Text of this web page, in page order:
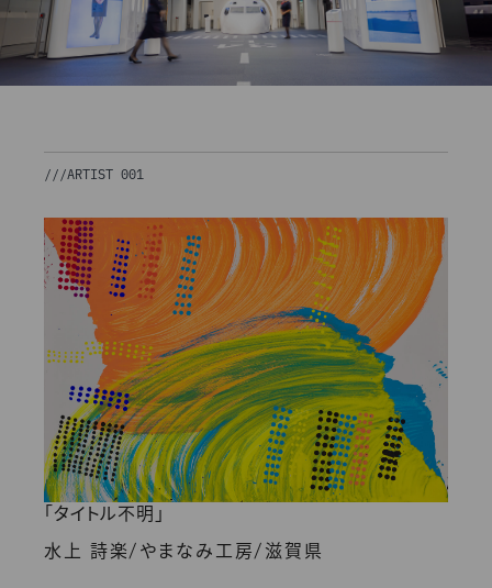
///ARTIST 001
「タイトル不明」
水上 詩楽/ やまなみ工房/ 滋賀県